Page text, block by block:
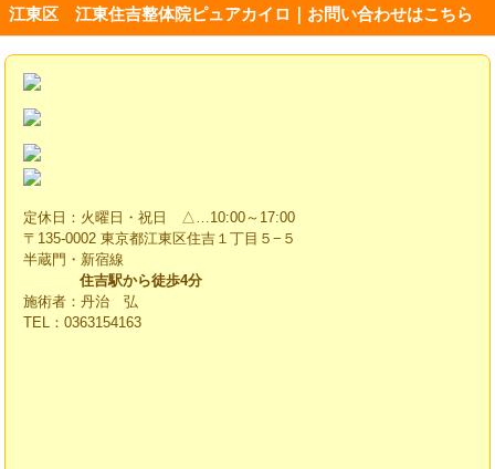
江東区 江東住吉整体院ピュアカイロ｜お問い合わせはこちら
定休日：火曜日・祝日 △…10:00～17:00
〒135-0002 東京都江東区住吉１丁目５−５
半蔵門・新宿線
住吉駅から徒歩4分
施術者：丹治 弘
TEL：0363154163